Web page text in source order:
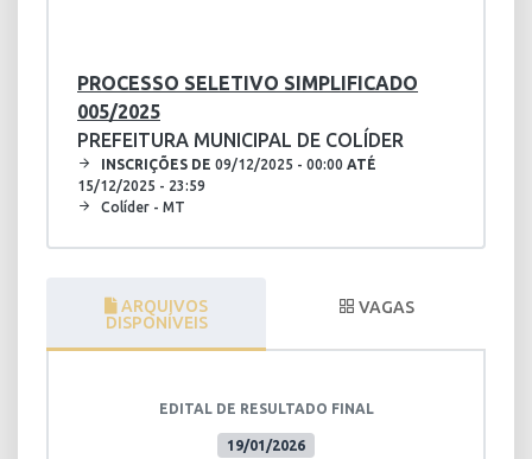
PROCESSO SELETIVO SIMPLIFICADO
005/2025
PREFEITURA MUNICIPAL DE COLÍDER
INSCRIÇÕES DE 09/12/2025 - 00:00 ATÉ
15/12/2025 - 23:59
Colíder - MT
ARQUIVOS
DISPONÍVEIS
VAGAS
19/01/2026
EDITAL DE RESULTADO FINAL